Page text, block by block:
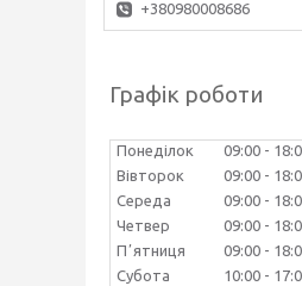
+380980008686
Графік роботи
Понеділок 09:00
Вівторок
09:00
Середа
09:00
Четвер
09:00
Пʼятниця
09:00
Субота
10:00